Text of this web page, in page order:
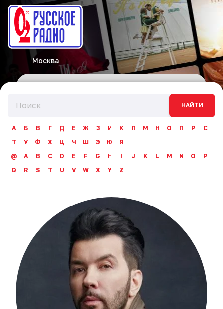
Москва
НАЙТИ
А Б В Г Д Е Ж З И К Л М Н О П Р
С
Т
У Ф Х Ц Ч Ш Э Ю
Я
@
A B C D E F G H I J K L M N O
P
Q
R S T U V W X Y Z